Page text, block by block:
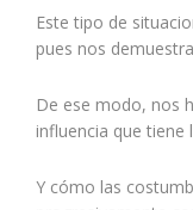
Este tipo de
pues nos
De ese modo, nos
influencia que tiene
Y cómo las